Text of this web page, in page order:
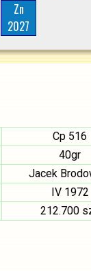
Zn
2027
Cp 516
40gr
Jacek
IV 1972
212.700